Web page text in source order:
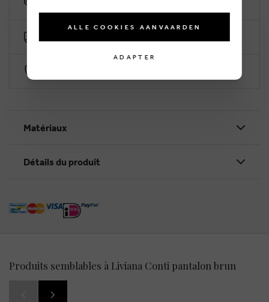
Matériaux
Détails du produit
Produits semblables à Liviana Conti pantalon brun
ALLE COOKIES AANVAARDEN
ADAPTER